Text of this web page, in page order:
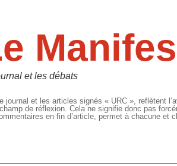
et les débats
journal et les articles signés « URC », reflètent
de réflexion. Cela ne signifie donc pas
en fin d’article, permet à chacune et